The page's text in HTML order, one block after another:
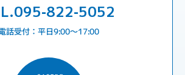
822-5052
話受付：平日9:00〜17:00